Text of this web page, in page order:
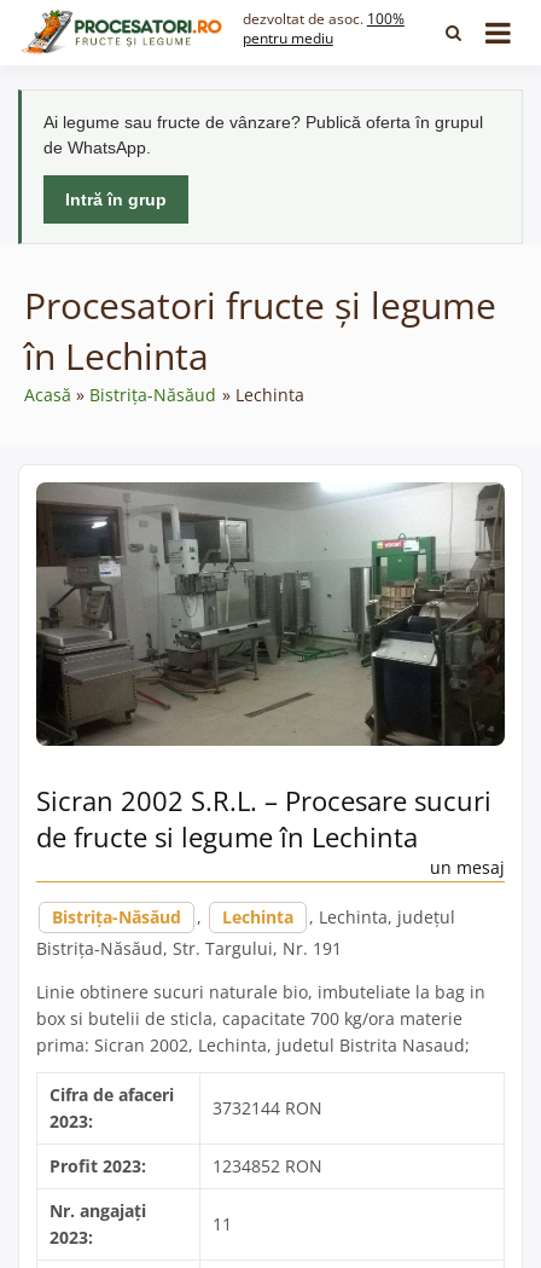
dezvoltat de asoc. 100%
pentru mediu
Ai legume sau fructe de vânzare? Publică oferta în grupul
de WhatsApp.
Intră în grup
Procesatori fructe și legume
în Lechinta
Acasă Bistrița-Năsăud Lechinta
Sicran 2002 S.R.L. – Procesare sucuri
de fructe si legume în Lechinta
un mesaj
Bistrița-Năsăud , Lechinta
, Lechinta, județul
Bistrița-Năsăud, Str. Targului, Nr. 191
Linie obtinere sucuri naturale bio, imbuteliate la bag in
box si butelii de sticla, capacitate 700 kg/ora materie
prima: Sicran 2002, Lechinta, judetul Bistrita Nasaud;
Cifra de afaceri
2023:
3732144 RON
Profit 2023:
1234852 RON
Nr. angajați
2023:
11